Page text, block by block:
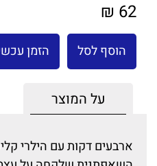
62 ₪
הוסף לסל הזמן
על המוצר
ארבעים דקות עם הילרי